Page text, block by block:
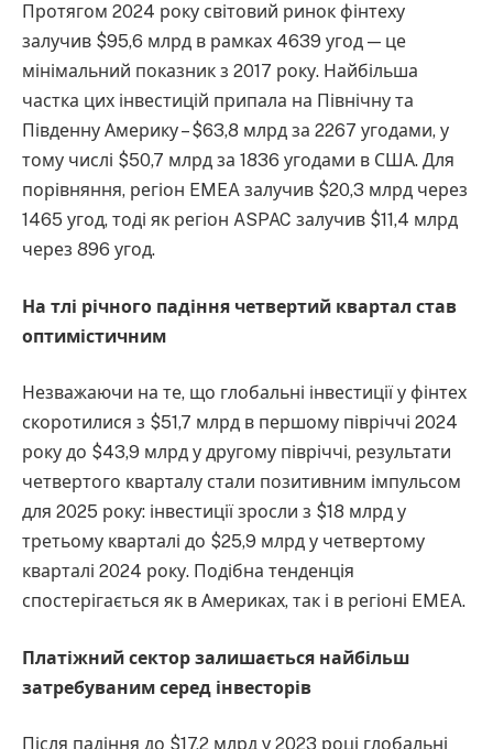
Протягом 2024 року світовий ринок фінтеху
залучив $95,6 млрд в рамках 4639 угод — це
мінімальний показник з 2017 року. Найбільша
частка цих інвестицій припала на Північну та
Південну Америку – $63,8 млрд за 2267 угодами, у
тому числі $50,7 млрд за 1836 угодами в США. Для
порівняння, регіон EMEA залучив $20,3 млрд через
1465 угод, тоді як регіон ASPAC залучив $11,4 млрд
через 896 угод.
На тлі річного падіння четвертий квартал став
оптимістичним
Незважаючи на те, що глобальні інвестиції у фінтех
скоротилися з $51,7 млрд в першому півріччі 2024
року до $43,9 млрд у другому півріччі, результати
четвертого кварталу стали позитивним імпульсом
для 2025 року: інвестиції зросли з $18 млрд у
третьому кварталі до $25,9 млрд у четвертому
кварталі 2024 року. Подібна тенденція
спостерігається як в Америках, так і в регіоні EMEA.
Платіжний сектор залишається найбільш
затребуваним серед інвесторів
Після падіння до $17,2 млрд у 2023 році глобальні